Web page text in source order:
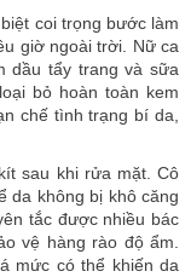
coi trọng bước làm
giờ ngoài trời. Nữ ca
dầu tẩy trang và sữa
bỏ hoàn toàn kem
chế tình trạng bí da,
sau khi rửa mặt. Cô
da không bị khô căng
tắc được nhiều bác
vệ hàng rào độ ẩm.
mức có thể khiến da